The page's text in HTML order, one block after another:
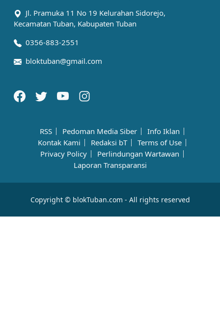
Jl. Pramuka 11 No 19 Kelurahan Sidorejo,
Kecamatan Tuban, Kabupaten Tuban
0356-883-2551
bloktuban@gmail.com
RSS Pedoman Media Siber
Info Iklan
Kontak Kami
Redaksi bT
Terms of Use
Privacy Policy
Perlindungan Wartawan
Laporan Transparansi
Copyright © blokTuban.com - All rights reserved